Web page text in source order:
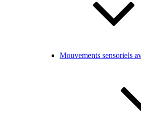
Mouvements sensoriels